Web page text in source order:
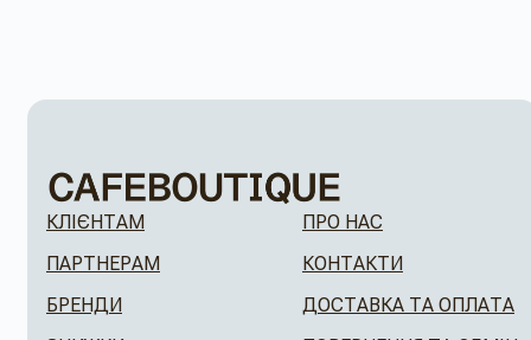
КЛІЄНТАМ
ПАРТНЕРАМ
БРЕНДИ
ПРО НАС
КОНТАКТИ
ДОСТАВКА ТА ОПЛАТА